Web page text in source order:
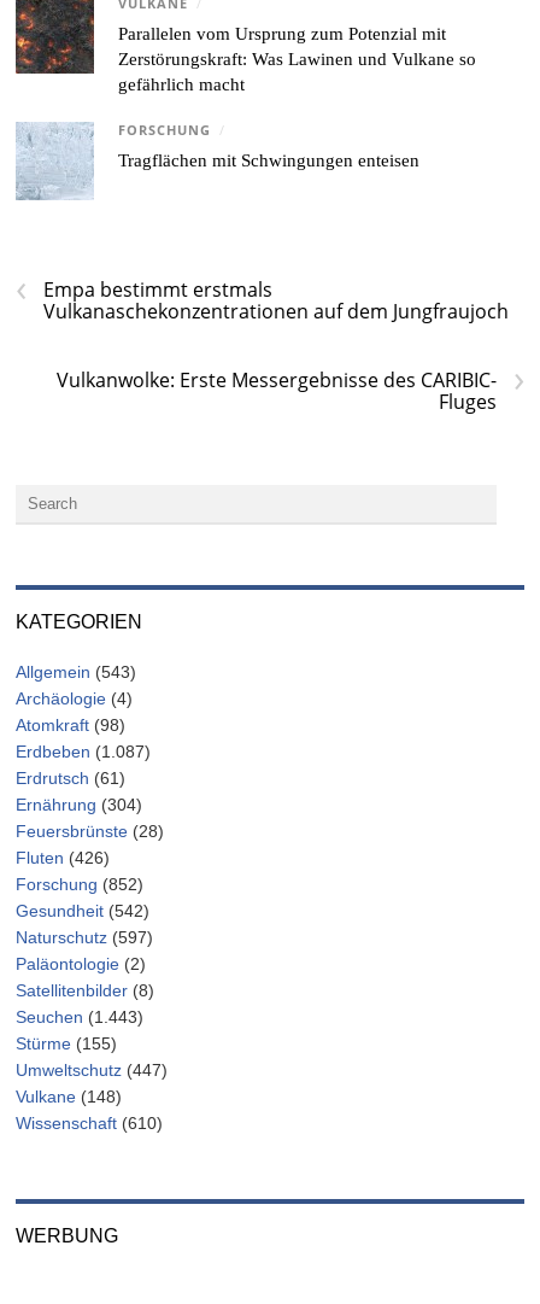
VULKANE /
Parallelen vom Ursprung zum Potenzial mit
Zerstörungskraft: Was Lawinen und Vulkane so
gefährlich macht
FORSCHUNG /
Tragflächen mit Schwingungen enteisen
‹
Empa bestimmt erstmals
Vulkanaschekonzentrationen auf dem Jungfraujoch
›
Vulkanwolke: Erste Messergebnisse des CARIBIC-
Fluges
KATEGORIEN
Allgemein (543)
Archäologie (4)
Atomkraft (98)
Erdbeben (1.087)
Erdrutsch (61)
Ernährung (304)
Feuersbrünste (28)
Fluten (426)
Forschung (852)
Gesundheit (542)
Naturschutz (597)
Paläontologie (2)
Satellitenbilder (8)
Seuchen (1.443)
Stürme (155)
Umweltschutz (447)
Vulkane (148)
Wissenschaft (610)
WERBUNG